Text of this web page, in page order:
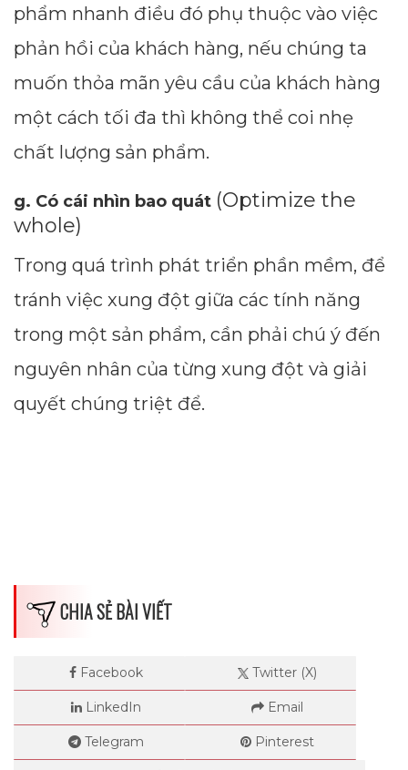
phẩm nhanh điều đó phụ thuộc vào việc
phản hồi của khách hàng, nếu chúng ta
muốn thỏa mãn yêu cầu của khách hàng
một cách tối đa thì không thể coi nhẹ
chất lượng sản phẩm.
g. Có cái nhìn bao quát (Optimize the
whole)
Trong quá trình phát triển phần mềm, để
tránh việc xung đột giữa các tính năng
trong một sản phẩm, cần phải chú ý đến
nguyên nhân của từng xung đột và giải
quyết chúng triệt để.
CHIA SẺ BÀI VIẾT
Facebook Twitter (X)
LinkedIn Email
Telegram Pinterest